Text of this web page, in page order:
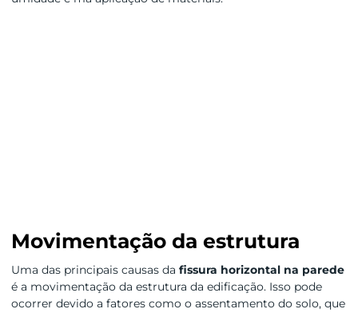
Movimentação da estrutura
Uma das principais causas da fissura horizontal na parede
é a movimentação da estrutura da edificação. Isso pode
ocorrer devido a fatores como o assentamento do solo, que